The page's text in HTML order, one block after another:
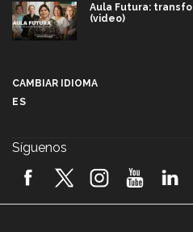
Aula Futura:
(video)
2026! (video)
CAMBIAR IDIOMA
ES
Síguenos